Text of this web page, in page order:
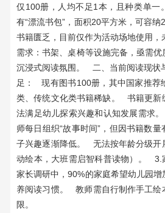
仅100册，人均不足1本，且种类单一
有“漂流书包”，面积20平方米，可容
书籍匮乏，目前仅作为活动场地使用
需求：书架、桌椅等设施完备，亟需
沉浸式阅读氛围。 二、当前阅读现状
足： 现有图书100册，其中国家推荐
类、传统文化类书籍稀缺。 书籍更新
法满足幼儿探索兴趣和认知发展需
师每日组织“故事时间”，但因书籍数
子兴趣逐渐降低。 无法按年龄分级开
动绘本，大班需启智科普读物）。
家长调研中，90%的家庭希望幼儿园
养阅读习惯。 教师需自行制作手工绘
限。